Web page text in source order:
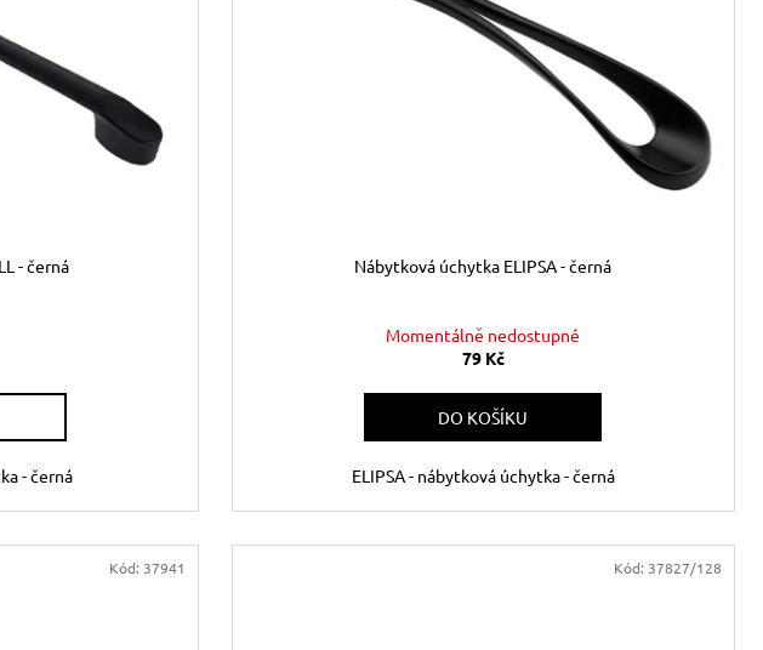
- černá
- černá
Nábytková úchytka ELIPSA - černá
Momentálně nedostupné
79 Kč
DO KOŠÍKU
ELIPSA - nábytková úchytka - černá
Kód: 37941 Kód: 37827/128